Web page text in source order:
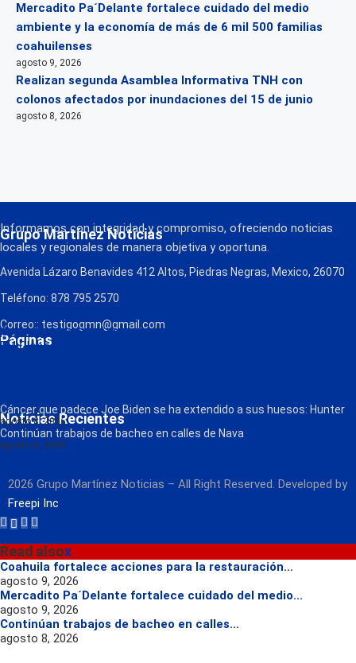
Mercadito Pa´Delante fortalece cuidado del medio
ambiente y la economía de más de 6 mil 500 familias
coahuilenses
agosto 9, 2026
Realizan segunda Asamblea Informativa TNH con
colonos afectados por inundaciones del 15 de junio
agosto 8, 2026
Grupo Martínez Noticias
Informamos con integridad y compromiso, ofreciendo noticias
locales y regionales de manera objetiva y oportuna.
Avenida Lázaro Benavides 412 Altos, Piedras Negras, Mexico, 26070
Teléfono: 878 795 2570
Correo:: testigogmn@gmail.com
Páginas
¡Descarga nuestra App!
FM Globo
Radio
Noticias Recientes
Cáncer que padece Joe Biden se ha extendido a sus huesos: Hunter
agosto 8, 2026
Continúan trabajos de bacheo en calles de Nava
agosto 8, 2026
2026 Grupo Martínez Noticias – All Right Reserved. Developed by
Freepi Inc
Read alsox
Coahuila fortalece acciones para la restauración...
agosto 9, 2026
Mercadito Pa´Delante fortalece cuidado del medio...
agosto 9, 2026
Continúan trabajos de bacheo en calles...
agosto 8, 2026